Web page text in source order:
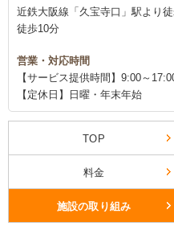
近鉄大阪線「久宝寺口」駅より
徒歩10分
営業・対応時間
【サービス提供時間】9:00～
【定休日】日曜・年末年始
TOP
料金
施設の取り組み